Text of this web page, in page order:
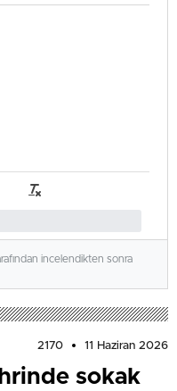
incelendikten sonra
2170 11 Haziran 2026
sokak